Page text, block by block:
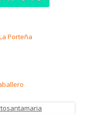
Porteña